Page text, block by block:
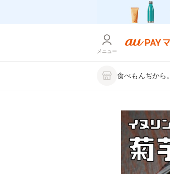
メニュー
食べもんぢから。